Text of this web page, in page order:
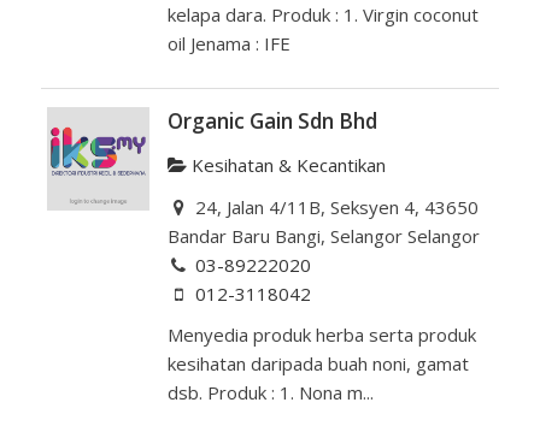
kelapa dara. Produk : 1. Virgin coconut
oil Jenama : IFE
Organic Gain Sdn Bhd
Kesihatan & Kecantikan
24, Jalan 4/11B, Seksyen 4, 43650
Bandar Baru Bangi, Selangor Selangor
03-89222020
012-3118042
Menyedia produk herba serta produk
kesihatan daripada buah noni, gamat
dsb. Produk : 1. Nona m...